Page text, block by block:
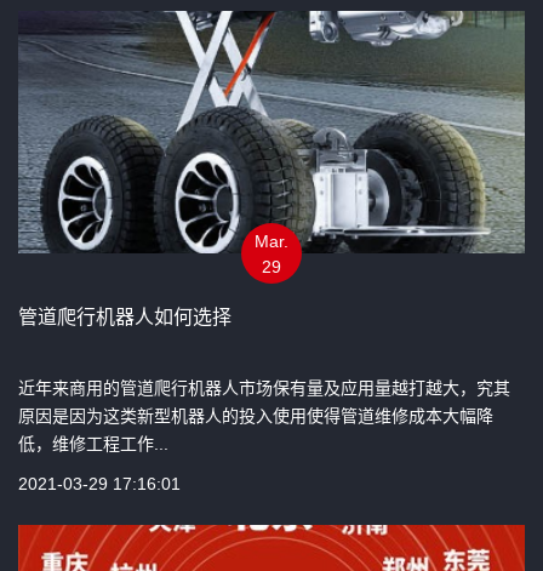
Mar.
29
管道爬行机器人如何选择
近年来商用的管道爬行机器人市场保有量及应用量越打越大，究其
原因是因为这类新型机器人的投入使用使得管道维修成本大幅降
低，维修工程工作...
2021-03-29 17:16:01